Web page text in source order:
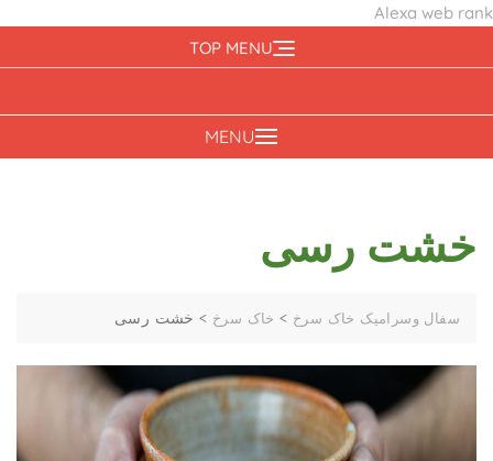
Alexa web rank
to
TOP MENU
MENU
خشت رسی
سفال وسرامیک خاک سرخ > خاک سرخ > خشت رسی